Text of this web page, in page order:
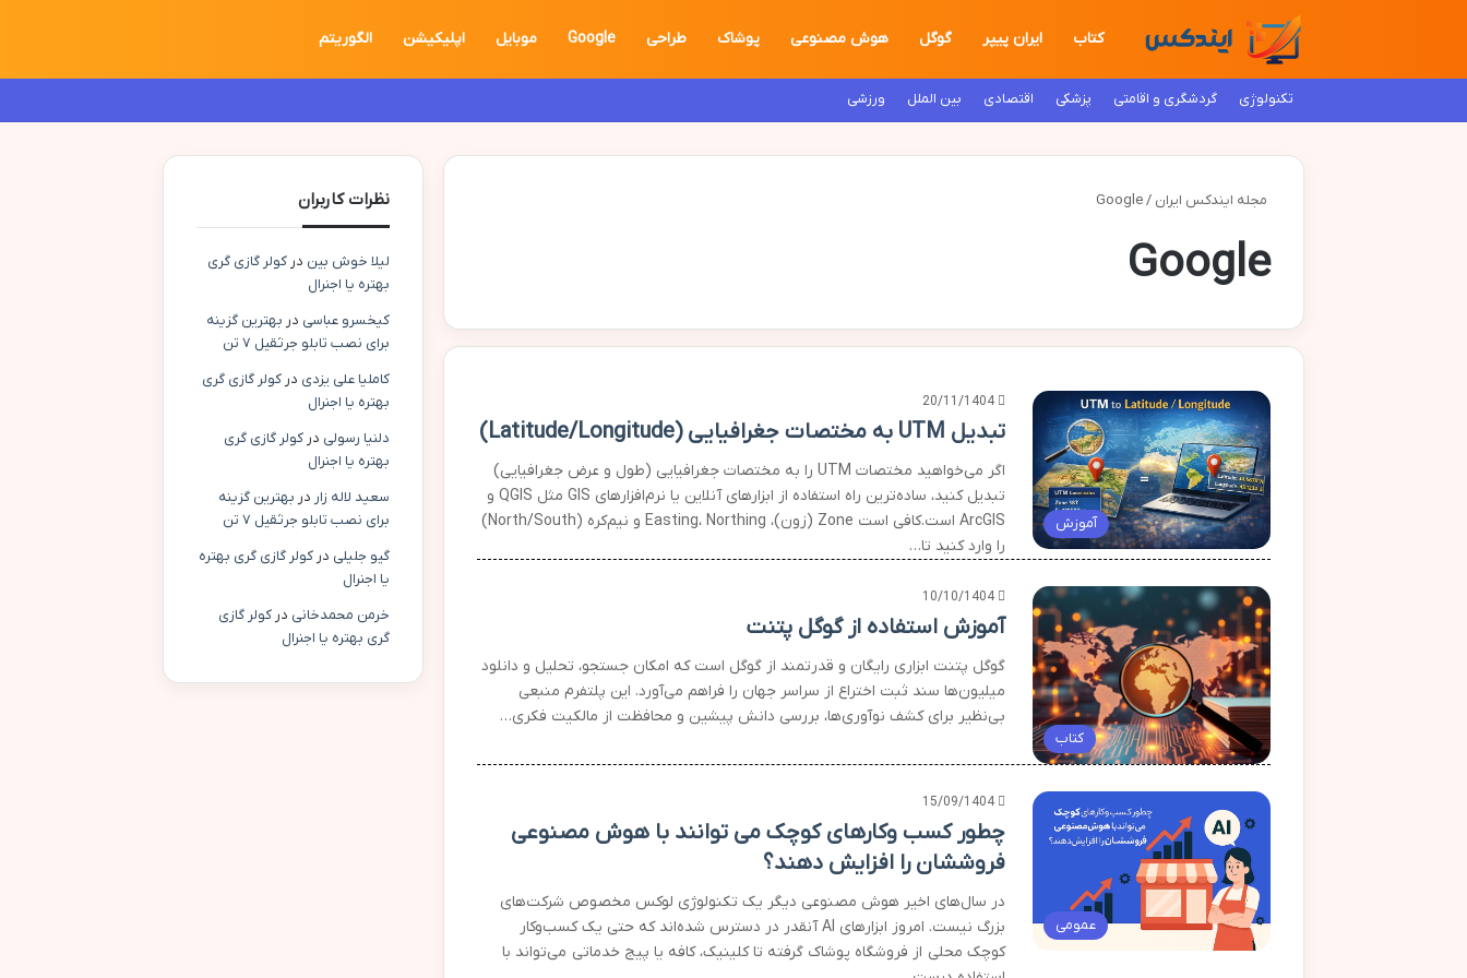
کتاب ایران پیپر گوگل هوش مصنوعی پوشاک طراحی Google موبایل اپلیکیشن الگوریتم
تکنولوژی گردشگری و اقامتی پزشکی اقتصادی بین الملل ورزشی
مجله ایندکس ایران /
Google
Google
آموزش
20/11/1404
تبدیل UTM به مختصات جغرافیایی (Latitude/Longitude)
اگر می‌خواهید مختصات UTM را به مختصات جغرافیایی (طول و عرض جغرافیایی)
تبدیل کنید، ساده‌ترین راه استفاده از ابزارهای آنلاین یا نرم‌افزارهای GIS مثل QGIS و
ArcGIS است.کافی است Zone (زون)، Easting، Northing و نیم‌کره (North/South)
را وارد کنید تا…
کتاب
10/10/1404
آموزش استفاده از گوگل پتنت
گوگل پتنت ابزاری رایگان و قدرتمند از گوگل است که امکان جستجو، تحلیل و دانلود
میلیون‌ها سند ثبت اختراع از سراسر جهان را فراهم می‌آورد. این پلتفرم منبعی
بی‌نظیر برای کشف نوآوری‌ها، بررسی دانش پیشین و محافظت از مالکیت فکری…
عمومی
15/09/1404
چطور کسب وکارهای کوچک می توانند با هوش مصنوعی
فروششان را افزایش دهند؟
در سال‌های اخیر هوش مصنوعی دیگر یک تکنولوژی لوکس مخصوص شرکت‌های
بزرگ نیست. امروز ابزارهای AI آنقدر در دسترس شده‌اند که حتی یک کسب‌وکار
کوچک محلی از فروشگاه پوشاک گرفته تا کلینیک، کافه یا پیج خدماتی می‌تواند با
نظرات کاربران
لیلا خوش بین در کولر گازی گری
بهتره یا اجنرال
کیخسرو عباسی در بهترین گزینه
برای نصب تابلو جرثقیل ۷ تن
کاملیا علی یزدی در کولر گازی گری
بهتره یا اجنرال
دلنیا رسولی در کولر گازی گری
بهتره یا اجنرال
سعید لاله زار در بهترین گزینه
برای نصب تابلو جرثقیل ۷ تن
گیو جلیلی در کولر گازی گری بهتره
یا اجنرال
خرمن محمدخانی در کولر گازی
گری بهتره یا اجنرال